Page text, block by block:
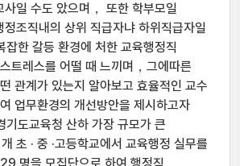
사일 수도 았으며， 또한 학부모일
조직내의 상위 직급자냐 하위직급자일
잡한 갈등 환경에 처한 교육행정직
트레스를 어떨 때 느끼며，그에따른
관계가 있는지 알아보고 효율적인 교수
업무환경의 개선방안을 제시하고자
기도교육청 산하 가장 규모가 큰
초 · 중 ·고등학교에서 교육행정 실무를